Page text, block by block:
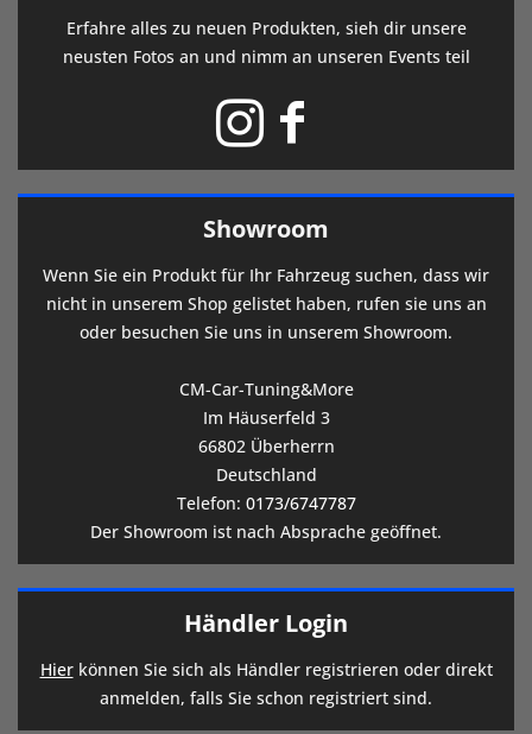
Erfahre alles zu neuen Produkten, sieh dir unsere
neusten Fotos an und nimm an unseren Events teil
Showroom
Wenn Sie ein Produkt für Ihr Fahrzeug suchen, dass wir
nicht in unserem Shop gelistet haben, rufen sie uns an
oder besuchen Sie uns in unserem Showroom.
CM-Car-Tuning&More
Im Häuserfeld 3
66802 Überherrn
Deutschland
Telefon: 0173/6747787
Der Showroom ist nach Absprache geöffnet.
Händler Login
Hierkönnen Sie sich als Händler registrieren oder direkt
anmelden, falls Sie schon registriert sind.